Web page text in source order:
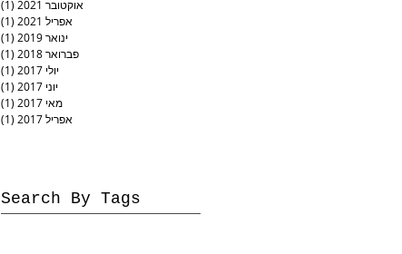
אוקטובר 2021
(1)
אפריל 2021
(1)
ינואר 2019
(1)
פברואר 2018
(1)
יולי 2017
(1)
יוני 2017
(1)
מאי 2017
(1)
אפריל 2017
(1)
Search By Tags